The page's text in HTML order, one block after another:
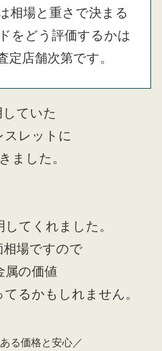
相場と重さで決まる
をどう評価するかは
定店舗次第です。
ていた
スレットに
ました。
てくれました。
相場ですので
属の価値
るかもしれません。
る価格と安心／